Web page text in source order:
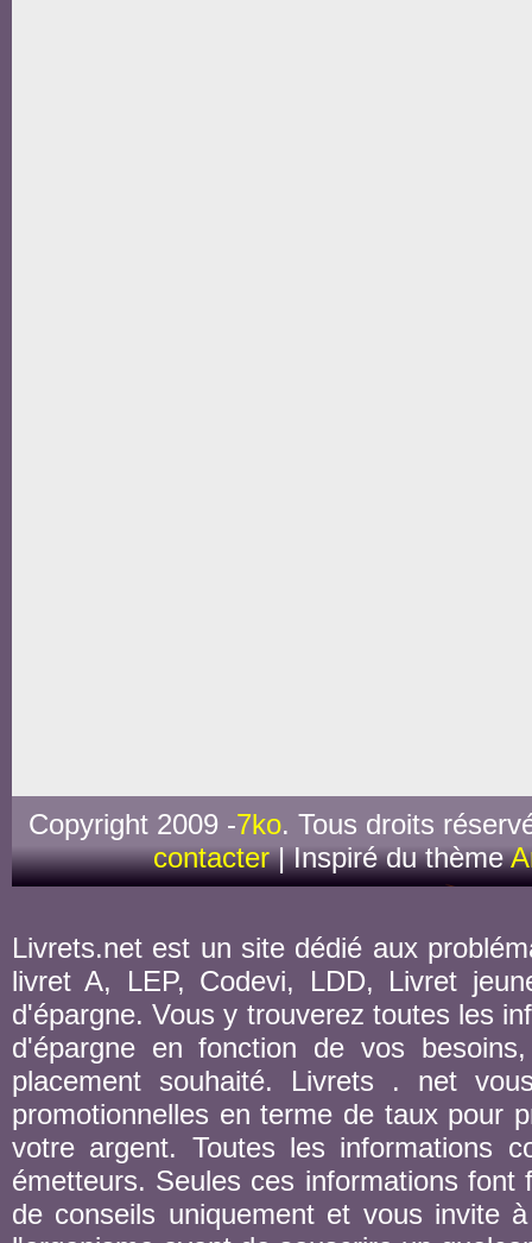
Copyright 2009 -7ko. Tous droits
contacter| Inspiré du thème
Livrets.net est un site dédié aux
livret A, LEP, Codevi, LDD, Livret
d'épargne. Vous y trouverez toutes les
d'épargne en fonction de vos
placement souhaité. Livrets . net
promotionnelles en terme de taux pour
votre argent. Toutes les informations
émetteurs. Seules ces informations
de conseils uniquement et vous invite